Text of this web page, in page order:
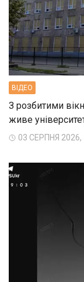
ВIДЕО
З розбитими
живе
03 СЕРПНЯ 2026,